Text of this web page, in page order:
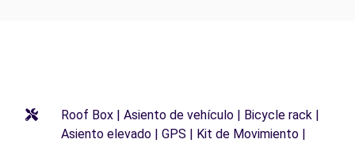
Roof Box | Asiento de vehículo | Bicycle rack |
Asiento elevado | GPS | Kit de Movimiento |